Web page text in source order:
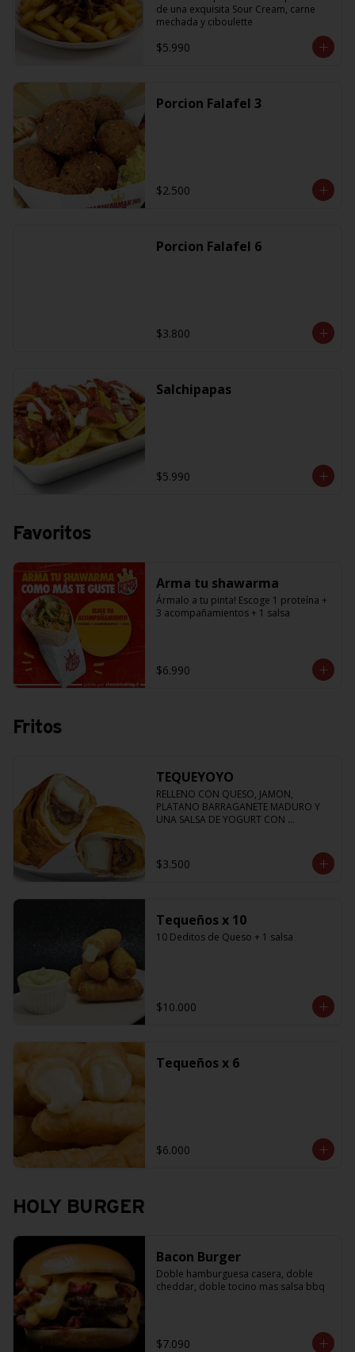
de una exquisita Sour Cream, carne
mechada y ciboulette
$5.990
Porcion Falafel 3
$2.500
Porcion Falafel 6
$3.800
Salchipapas
$5.990
Favoritos
Arma tu shawarma
Ármalo a tu pinta! Escoge 1 proteína +
3 acompañamientos + 1 salsa
$6.990
Fritos
TEQUEYOYO
RELLENO CON QUESO, JAMON,
PLATANO BARRAGANETE MADURO Y
UNA SALSA DE YOGURT CON
$3.500
Tequeños x 10
10 Deditos de Queso + 1 salsa
$10.000
Tequeños x 6
$6.000
HOLY BURGER
Bacon Burger
Doble hamburguesa casera, doble
cheddar, doble tocino mas salsa bbq
$7.090